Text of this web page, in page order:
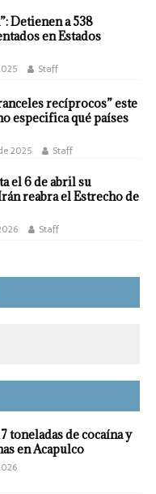
Detienen a 538
en Estados
Staff
recíprocos” este
especifica qué países
2025 Staff
el 6 de abril su
reabra el Estrecho de
Staff
toneladas de cocaína y
en Acapulco